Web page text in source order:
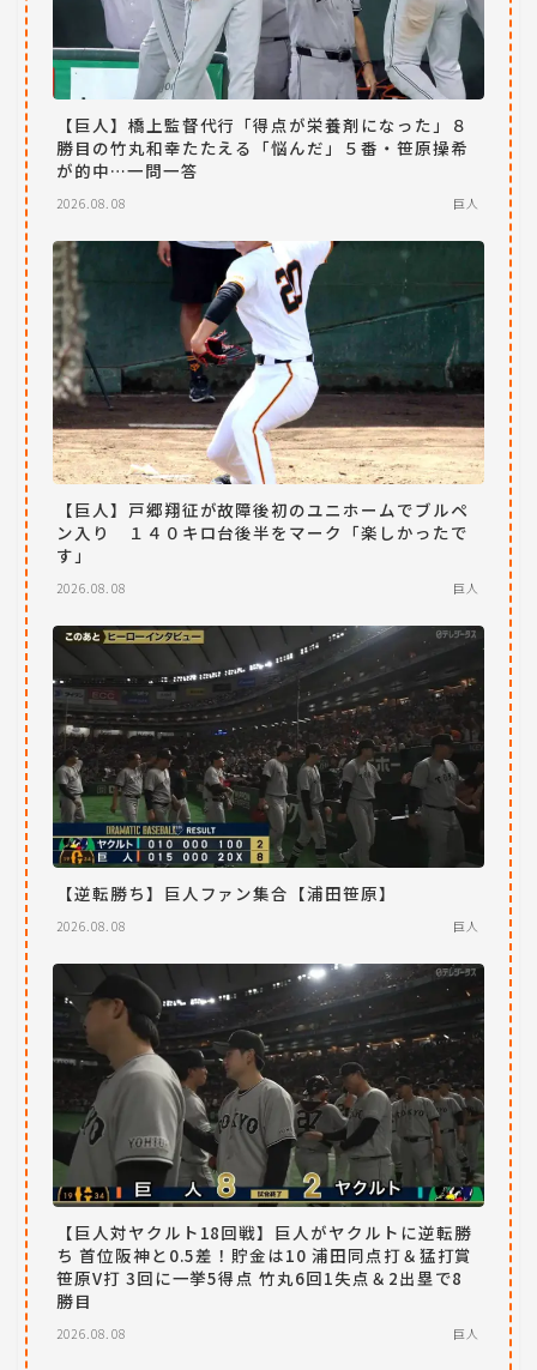
【巨人】橋上監督代行「得点が栄養剤になった」８
勝目の竹丸和幸たたえる「悩んだ」５番・笹原操希
が的中…一問一答
2026.08.08 巨人
【巨人】戸郷翔征が故障後初のユニホームでブルペ
ン入り １４０キロ台後半をマーク「楽しかったで
す」
2026.08.08 巨人
【逆転勝ち】巨人ファン集合【浦田笹原】
2026.08.08 巨人
【巨人対ヤクルト18回戦】巨人がヤクルトに逆転勝
ち 首位阪神と0.5差！貯金は10 浦田同点打＆猛打賞
笹原V打 3回に一挙5得点 竹丸6回1失点＆2出塁で8
勝目
2026.08.08 巨人